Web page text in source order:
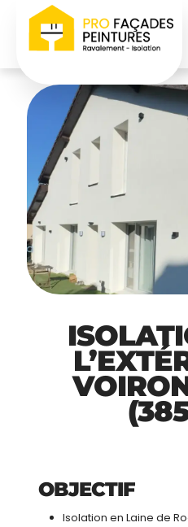
OBJECTIF
Isolation en Laine de